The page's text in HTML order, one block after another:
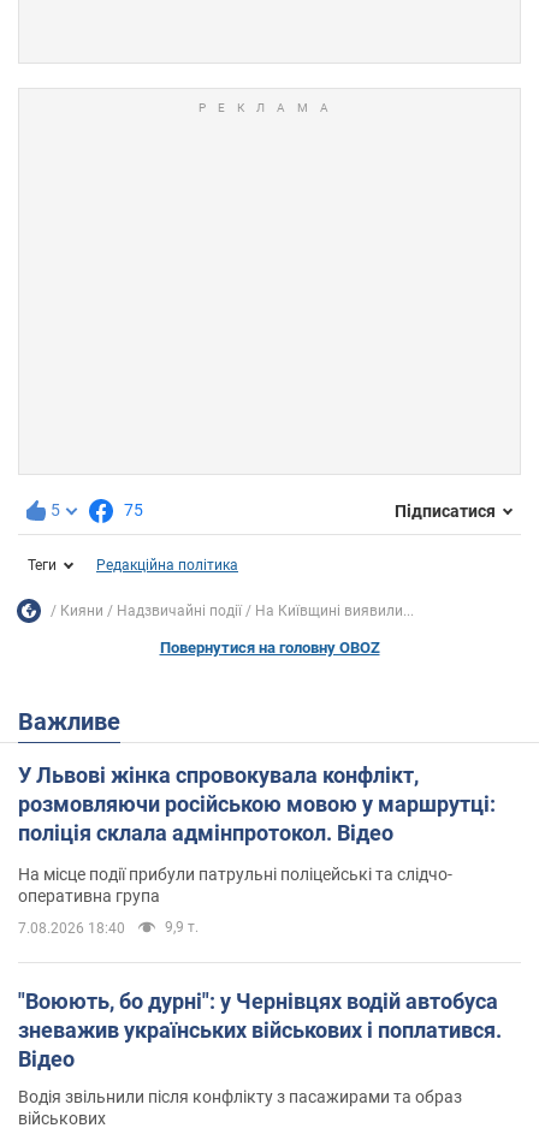
5 75 Підписатися
Теги Редакційна політика
Кияни Надзвичайні події На Київщині виявили...
Повернутися на головну OBOZ
Важливе
У Львові жінка спровокувала конфлікт,
розмовляючи російською мовою у маршрутці:
поліція склала адмінпротокол. Відео
На місце події прибули патрульні поліцейські та слідчо-
оперативна група
7.08.2026 18:40 9,9 т.
"Воюють, бо дурні": у Чернівцях водій автобуса
зневажив українських військових і поплатився.
Відео
Водія звільнили після конфлікту з пасажирами та образ
військових